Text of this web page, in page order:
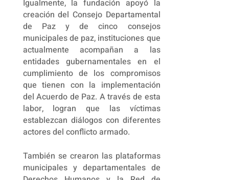
Igualmente, la fundación apoyó la
creación del Consejo Departamental
de Paz y de cinco consejos
municipales de paz, instituciones que
actualmente acompañan a las
entidades gubernamentales en el
cumplimiento de los compromisos
que tienen con la implementación
del Acuerdo de Paz. A través de esta
labor, logran que las víctimas
establezcan diálogos con diferentes
actores del conflicto armado.
También se crearon las plataformas
municipales y departamentales de